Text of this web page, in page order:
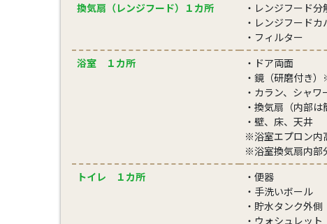
換気扇（レンジフード）１カ所
・レンジフード分
・レンジフードカ
・フィルター
浴室 １カ所
・ドア両面
・鏡（研磨付き
・カラン、シャワ
・換気扇（内部は
・壁、床、天井
※浴室エプロン内
※浴室換気扇内部
トイレ １カ所
・便器
・手洗いボール
・貯水タンク外側
・ウォシュレット